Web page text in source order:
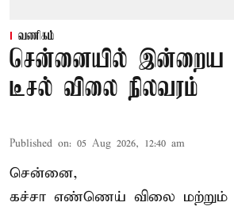
வணிகம்
சென்னையில் இன்றைய
டீசல் விலை நிலவரம்
Published on: 05 Aug 2026, 12:40 am
சென்னை,
கச்சா எண்ணெய் விலை மற்றும்